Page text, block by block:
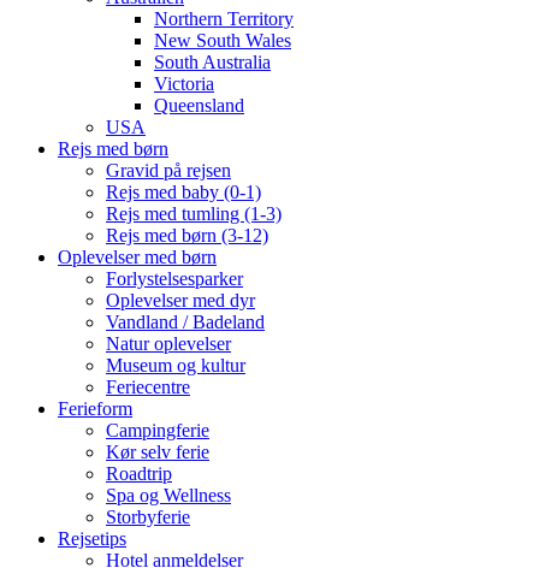
Northern Territory
New South Wales
South Australia
Victoria
Queensland
USA
Rejs med børn
Gravid på rejsen
Rejs med baby (0-1)
Rejs med tumling (1-3)
Rejs med børn (3-12)
Oplevelser med børn
Forlystelsesparker
Oplevelser med dyr
Vandland / Badeland
Natur oplevelser
Museum og kultur
Feriecentre
Ferieform
Campingferie
Kør selv ferie
Roadtrip
Spa og Wellness
Storbyferie
Rejsetips
Hotel anmeldelser